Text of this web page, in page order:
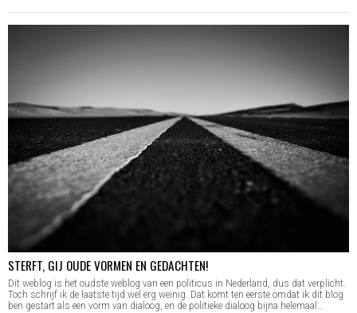
STERFT, GIJ OUDE VORMEN EN GEDACHTEN!
Dit weblog is het oudste weblog van een politicus in Nederland, dus dat verplicht.
Toch schrijf ik de laatste tijd wel erg weinig. Dat komt ten eerste omdat ik dit blog
ben gestart als een vorm van dialoog, en de politieke dialoog bijna helemaal…